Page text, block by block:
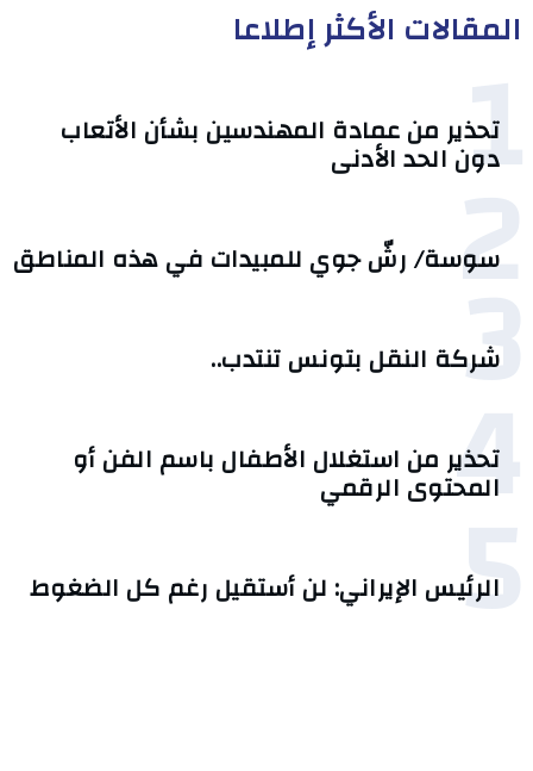
المقالات الأكثر إطلاعا
1
تحذير من عمادة المهندسين بشأن الأتعاب
دون الحد الأدنى
2
سوسة/ رشّ جوي للمبيدات في هذه المناطق
3
شركة النقل بتونس تنتدب..
4
تحذير من استغلال الأطفال باسم الفن أو
المحتوى الرقمي
5
الرئيس الإيراني: لن أستقيل رغم كل الضغوط